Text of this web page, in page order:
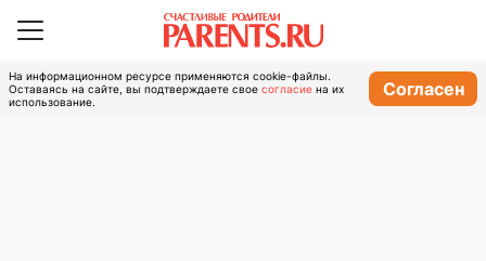
На информационном ресурсе применяются cookie-файлы.
Оставаясь на сайте, вы подтверждаете свое согласие на их
использование.
Согласен